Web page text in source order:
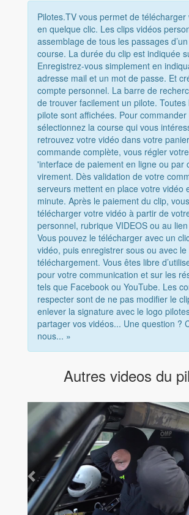
Pilotes.TV vous permet de télécharger
en quelque clic. Les clips vidéos
assemblage de tous les passages
course. La durée du clip est indiquée
Enregistrez-vous simplement en
adresse mail et un mot de passe. Et
compte personnel. La barre de
de trouver facilement un pilote. Toutes
pilote sont affichées. Pour commander
sélectionnez la course qui vous
retrouvez votre vidéo dans votre
commande complète, vous régler
'interface de paiement en ligne ou par
virement. Dès validation de votre
serveurs mettent en place votre vidéo
minute. Après le paiement du clip,
télécharger votre vidéo à partir de
personnel, rubrique VIDEOS ou au
Vous pouvez le télécharger avec un
vidéo, puis enregistrer sous ou avec
téléchargement. Vous êtes libre
pour votre communication et sur les
tels que Facebook ou YouTube. Les
respecter sont de ne pas modifier le
enlever la signature avec le logo
partager vos vidéos... Une question ?
nous... »
Autres videos du